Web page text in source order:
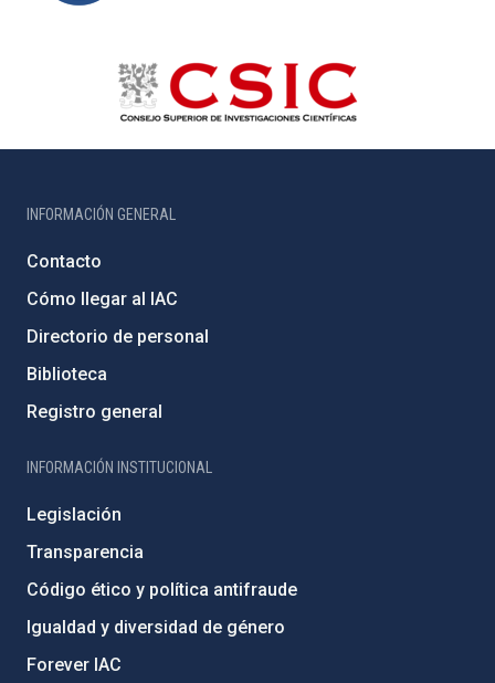
INFORMACIÓN GENERAL
Contacto
Cómo llegar al IAC
Directorio de personal
Biblioteca
Registro general
INFORMACIÓN INSTITUCIONAL
Legislación
Transparencia
Código ético y política antifraude
Igualdad y diversidad de género
Forever IAC